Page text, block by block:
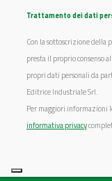
Testata
Se
Scarica
Editrice
Trattamento dei dati
Con la sottoscrizione della
presta il proprio consenso
propri dati personali da
Editrice Industriale Srl.
Per maggiori informazioni
informativa privacy